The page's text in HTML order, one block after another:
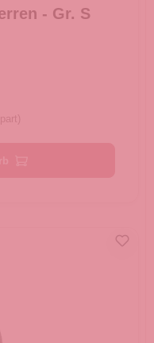
- Gr. S